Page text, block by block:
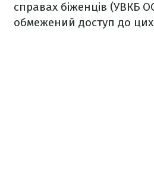
справах біженців (УВКБ
обмежений доступ до